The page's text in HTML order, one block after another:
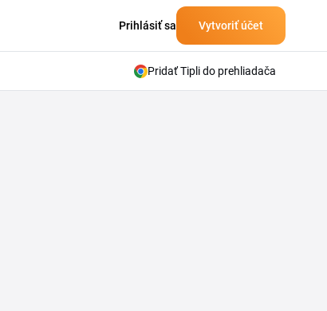
Prihlásiť sa Vytvoriť účet
Pridať Tipli do prehliadača